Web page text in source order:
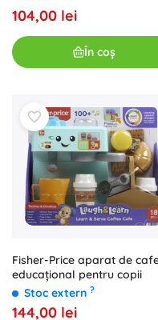
104,00 lei
În coș
Fisher-Price aparat de
educațional pentru copii
Stoc extern ?
144,00 lei